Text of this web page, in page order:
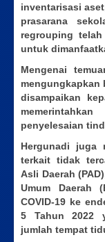
inventarisasi
prasarana
regrouping
untuk
Mengenai
mengungkapkan
disampaikan
penyelesaian
Hergunadi juga
terkait tidak
Asli Daerah
Umum Daerah
COVID-19 ke
5 Tahun 2022
jumlah tempat